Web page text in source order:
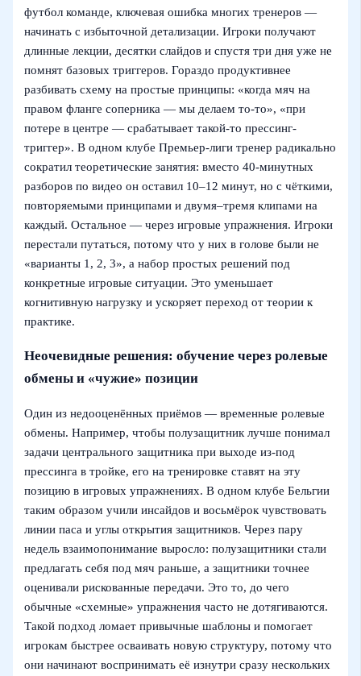
футбол команде, ключевая ошибка многих тренеров —
начинать с избыточной детализации. Игроки получают
длинные лекции, десятки слайдов и спустя три дня уже не
помнят базовых триггеров. Гораздо продуктивнее
разбивать схему на простые принципы: «когда мяч на
правом фланге соперника — мы делаем то-то», «при
потере в центре — срабатывает такой-то прессинг-
триггер». В одном клубе Премьер-лиги тренер радикально
сократил теоретические занятия: вместо 40-минутных
разборов по видео он оставил 10–12 минут, но с чёткими,
повторяемыми принципами и двумя–тремя клипами на
каждый. Остальное — через игровые упражнения. Игроки
перестали путаться, потому что у них в голове были не
«варианты 1, 2, 3», а набор простых решений под
конкретные игровые ситуации. Это уменьшает
когнитивную нагрузку и ускоряет переход от теории к
практике.
Неочевидные решения: обучение через ролевые
обмены и «чужие» позиции
Один из недооценённых приёмов — временные ролевые
обмены. Например, чтобы полузащитник лучше понимал
задачи центрального защитника при выходе из-под
прессинга в тройке, его на тренировке ставят на эту
позицию в игровых упражнениях. В одном клубе Бельгии
таким образом учили инсайдов и восьмёрок чувствовать
линии паса и углы открытия защитников. Через пару
недель взаимопонимание выросло: полузащитники стали
предлагать себя под мяч раньше, а защитники точнее
оценивали рискованные передачи. Это то, до чего
обычные «схемные» упражнения часто не дотягиваются.
Такой подход ломает привычные шаблоны и помогает
игрокам быстрее осваивать новую структуру, потому что
они начинают воспринимать её изнутри сразу нескольких